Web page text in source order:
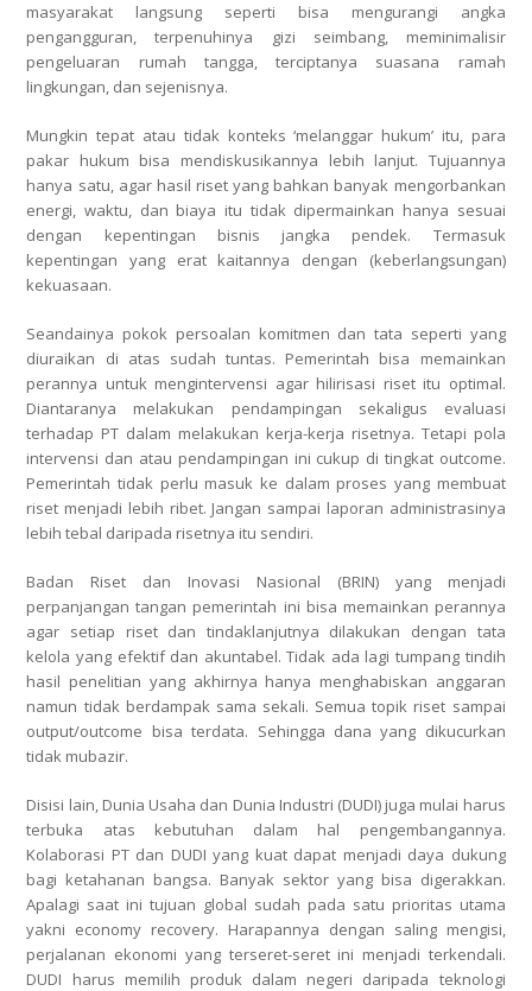
masyarakat langsung seperti bisa mengurangi angka
pengangguran, terpenuhinya gizi seimbang, meminimalisir
pengeluaran rumah tangga, terciptanya suasana ramah
lingkungan, dan sejenisnya.
Mungkin tepat atau tidak konteks ‘melanggar hukum’ itu, para
pakar hukum bisa mendiskusikannya lebih lanjut. Tujuannya
hanya satu, agar hasil riset yang bahkan banyak mengorbankan
energi, waktu, dan biaya itu tidak dipermainkan hanya sesuai
dengan kepentingan bisnis jangka pendek. Termasuk
kepentingan yang erat kaitannya dengan (keberlangsungan)
kekuasaan.
Seandainya pokok persoalan komitmen dan tata seperti yang
diuraikan di atas sudah tuntas. Pemerintah bisa memainkan
perannya untuk mengintervensi agar hilirisasi riset itu optimal.
Diantaranya melakukan pendampingan sekaligus evaluasi
terhadap PT dalam melakukan kerja-kerja risetnya. Tetapi pola
intervensi dan atau pendampingan ini cukup di tingkat outcome.
Pemerintah tidak perlu masuk ke dalam proses yang membuat
riset menjadi lebih ribet. Jangan sampai laporan administrasinya
lebih tebal daripada risetnya itu sendiri.
Badan Riset dan Inovasi Nasional (BRIN) yang menjadi
perpanjangan tangan pemerintah ini bisa memainkan perannya
agar setiap riset dan tindaklanjutnya dilakukan dengan tata
kelola yang efektif dan akuntabel. Tidak ada lagi tumpang tindih
hasil penelitian yang akhirnya hanya menghabiskan anggaran
namun tidak berdampak sama sekali. Semua topik riset sampai
output/outcome bisa terdata. Sehingga dana yang dikucurkan
tidak mubazir.
Disisi lain, Dunia Usaha dan Dunia Industri (DUDI) juga mulai harus
terbuka atas kebutuhan dalam hal pengembangannya.
Kolaborasi PT dan DUDI yang kuat dapat menjadi daya dukung
bagi ketahanan bangsa. Banyak sektor yang bisa digerakkan.
Apalagi saat ini tujuan global sudah pada satu prioritas utama
yakni economy recovery. Harapannya dengan saling mengisi,
perjalanan ekonomi yang terseret-seret ini menjadi terkendali.
DUDI harus memilih produk dalam negeri daripada teknologi